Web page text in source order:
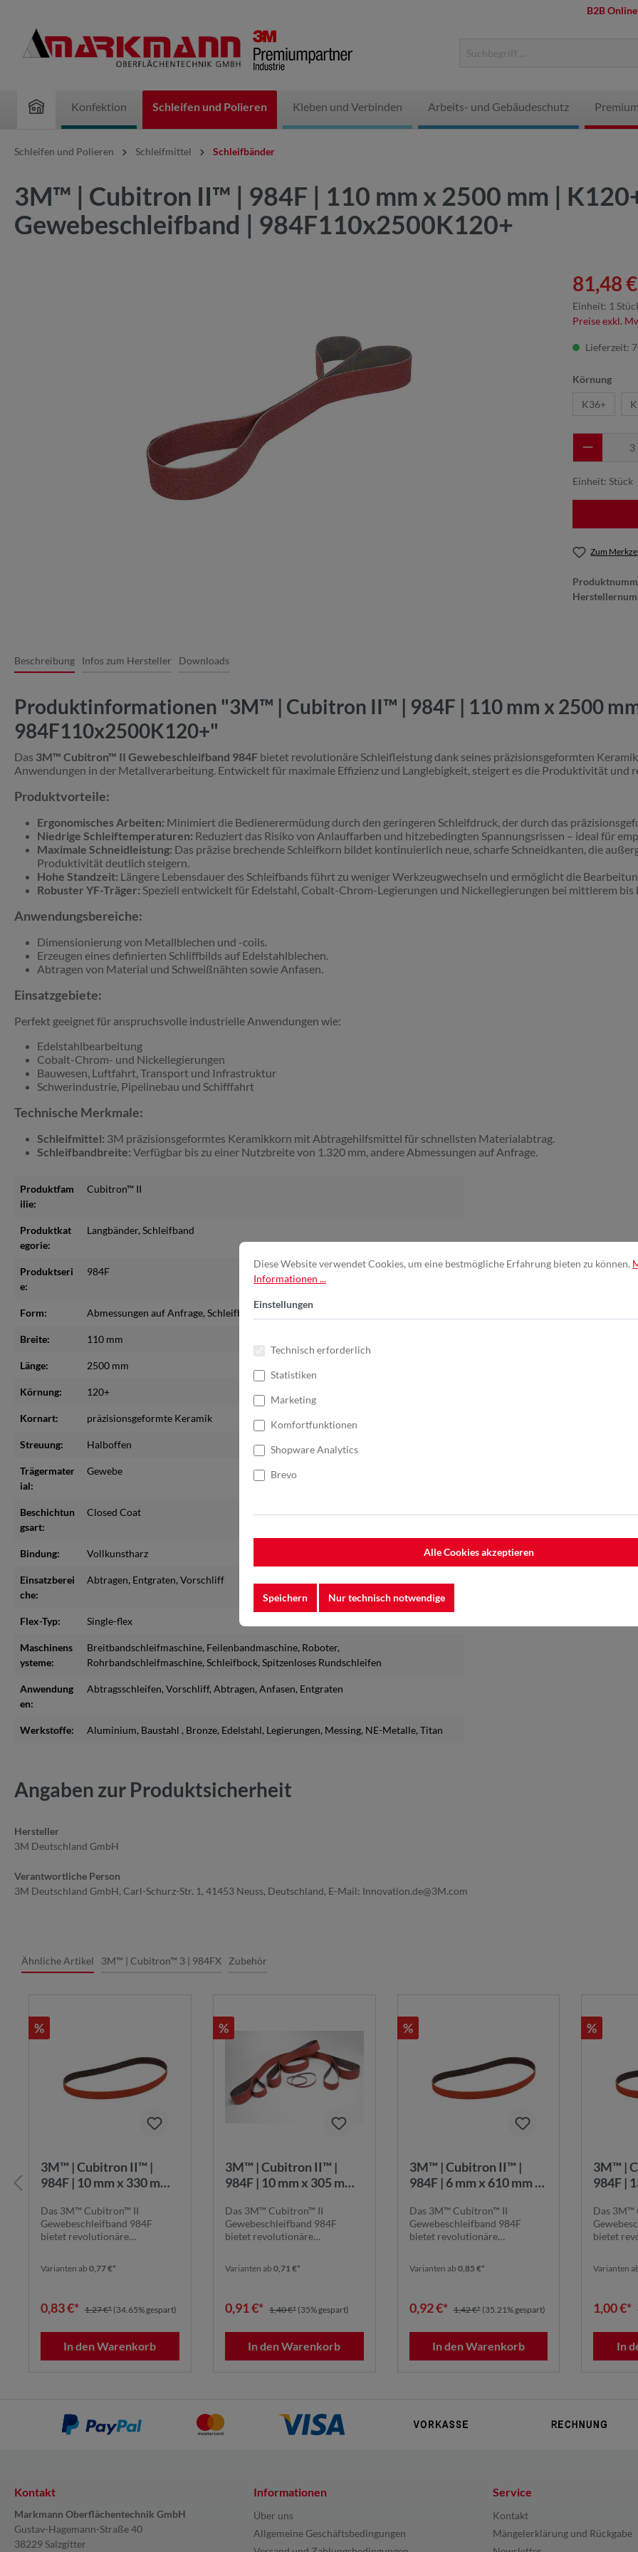
B2B
Konfektion Schleifen und Polieren Kleben und Verbinden Arbeits- und Gebäudeschutz
Schleifen und Polieren Schleifmittel Schleifbänder
3M™ | Cubitron II™ | 984F | 110 mm x 2500 mm |
Gewebeschleifband | 984F110x2500K120+
81,48
Einheit: 1
Preise exkl.
Lieferzeit:
Körnung
K36+
Einheit: Stück
Zum
Beschreibung Infos zum Hersteller Downloads
Produktinformationen "3M™ | Cubitron II™ | 984F | 110 mm x 2500
984F110x2500K120+"
Das 3M™ Cubitron™ II Gewebeschleifband 984F bietet revolutionäre Schleifleistung dank seines präzisionsgeformten
Anwendungen in der Metallverarbeitung. Entwickelt für maximale Effizienz und Langlebigkeit, steigert es die Produktivität und
Produktvorteile:
Ergonomisches Arbeiten: Minimiert die Bedienerermüdung durch den geringeren Schleifdruck, der durch das
Niedrige Schleiftemperaturen: Reduziert das Risiko von Anlauffarben und hitzebedingten Spannungsrissen – ideal für
Maximale Schneidleistung: Das präzise brechende Schleifkorn bildet kontinuierlich neue, scharfe Schneidkanten, die
Produktivität deutlich steigern.
Hohe Standzeit: Längere Lebensdauer des Schleifbands führt zu weniger Werkzeugwechseln und ermöglicht die
Robuster YF-Träger: Speziell entwickelt für Edelstahl, Cobalt-Chrom-Legierungen und Nickellegierungen bei mittlerem bis
Anwendungsbereiche:
Dimensionierung von Metallblechen und -coils.
Erzeugen eines definierten Schliffbilds auf Edelstahlblechen.
Abtragen von Material und Schweißnähten sowie Anfasen.
Einsatzgebiete:
Perfekt geeignet für anspruchsvolle industrielle Anwendungen wie:
Edelstahlbearbeitung
Cobalt-Chrom- und Nickellegierungen
Bauwesen, Luftfahrt, Transport und Infrastruktur
Schwerindustrie, Pipelinebau und Schifffahrt
Technische Merkmale:
Schleifmittel: 3M präzisionsgeformtes Keramikkorn mit Abtragehilfsmittel für schnellsten Materialabtrag.
Schleifbandbreite: Verfügbar bis zu einer Nutzbreite von 1.320 mm, andere Abmessungen auf Anfrage.
Produktfam
ilie:
Cubitron™ II
Produktkat
egorie:
Langbänder, Schleifband
Produktseri
e:
984F
Form: Abmessungen auf Anfrage, Schleifbänder bis max. Nutzbreite 1.320mm
Breite: 110 mm
Länge: 2500 mm
Körnung: 120+
Kornart: präzisionsgeformte Keramik
Streuung: Halboffen
Trägermater
ial:
Gewebe
Beschichtun
gsart:
Closed Coat
Bindung: Vollkunstharz
Einsatzberei
che:
Abtragen, Entgraten, Vorschliff
Flex-Typ: Single-flex
Maschinens
ysteme:
Breitbandschleifmaschine, Feilenbandmaschine, Roboter,
Rohrbandschleifmaschine, Schleifbock, Spitzenloses Rundschleifen
Anwendung
en:
Abtragsschleifen, Vorschliff, Abtragen, Anfasen, Entgraten
Werkstoffe: Aluminium, Baustahl , Bronze, Edelstahl, Legierungen, Messing, NE-Metalle, Titan
Angaben zur Produktsicherheit
Hersteller
3M Deutschland GmbH
Verantwortliche Person
3M Deutschland GmbH, Carl-Schurz-Str. 1, 41453 Neuss, Deutschland, E-Mail: Innovation.de@3M.com
Ähnliche Artikel 3M™ | Cubitron™ 3 | 984FX Zubehör
%
3M™ | Cubitron II™ |
984F | 10 mm x 330 mm |
Gewebeschleifband |
984F10x330K36+
Das 3M™ Cubitron™ II
Gewebeschleifband 984F
bietet revolutionäre
Varianten ab 0,77 €*
0,83 €* 1,27 €* (34.65% gespart)
In den Warenkorb
%
3M™ | Cubitron II™ |
984F | 10 mm x 305 mm |
Gewebeschleifband |
984F10x305K36+
Das 3M™ Cubitron™ II
Gewebeschleifband 984F
bietet revolutionäre
Varianten ab 0,71 €*
0,91 €* 1,40 €* (35% gespart)
In den Warenkorb
%
3M™ | Cubitron II™ |
984F | 6 mm x 610 mm |
Gewebeschleifband |
7100044210
Das 3M™ Cubitron™ II
Gewebeschleifband 984F
bietet revolutionäre
Varianten ab 0,85 €*
0,92 €* 1,42 €* (35.21% gespart)
In den Warenkorb
%
3M™ | Cubitron II™ |
984F |
Das
bietet
Varianten
1,00 €*
In
Kontakt
Markmann Oberflächentechnik GmbH
Gustav-Hagemann-Straße 40
38229 Salzgitter
Informationen
Über uns
Allgemeine Geschäftsbedingungen
Service
Kontakt
Mängelerklärung und Rückgabe
Diese Website verwendet Cookies, um eine bestmögliche Erfahrung bieten zu können.
Informationen ...
Einstellungen
Technisch erforderlich
Statistiken
Marketing
Komfortfunktionen
Shopware Analytics
Brevo
Alle Cookies akzeptieren
Speichern Nur technisch notwendige